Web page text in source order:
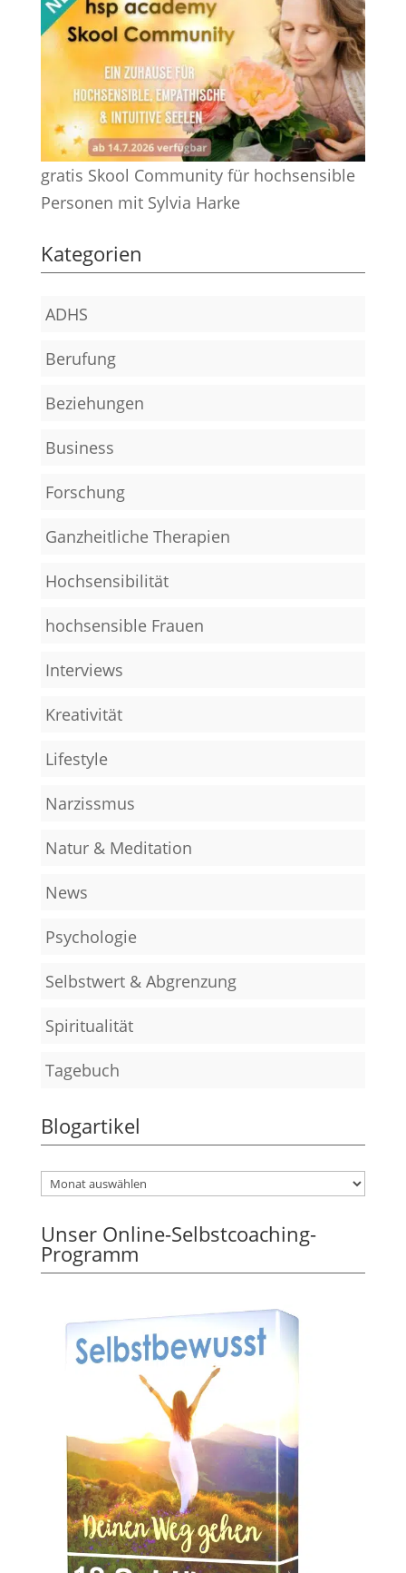
gratis Skool Community für hochsensible
Personen mit Sylvia Harke
Kategorien
ADHS
Berufung
Beziehungen
Business
Forschung
Ganzheitliche Therapien
Hochsensibilität
hochsensible Frauen
Interviews
Kreativität
Lifestyle
Narzissmus
Natur & Meditation
News
Psychologie
Selbstwert & Abgrenzung
Spiritualität
Tagebuch
Blogartikel
Unser Online-Selbstcoaching-
Programm